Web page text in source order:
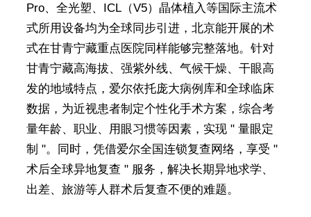
Pro、全光塑、ICL（V5）晶体植入等国际主流术
式所用设备均为全球同步引进，北京能开展的术
式在甘青宁藏重点医院同样能够完整落地。针对
甘青宁藏高海拔、强紫外线、气候干燥、干眼高
发的地域特点，爱尔依托庞大病例库和全球临床
数据，为近视患者制定个性化手术方案，综合考
量年龄、职业、用眼习惯等因素，实现 " 量眼定
制 "。同时，凭借爱尔全国连锁复查网络，享受 "
术后全球异地复查 " 服务，解决长期异地求学、
出差、旅游等人群术后复查不便的难题。